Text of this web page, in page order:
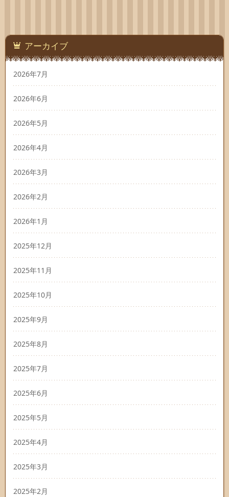
アーカイブ
2026年7月
2026年6月
2026年5月
2026年4月
2026年3月
2026年2月
2026年1月
2025年12月
2025年11月
2025年10月
2025年9月
2025年8月
2025年7月
2025年6月
2025年5月
2025年4月
2025年3月
2025年2月